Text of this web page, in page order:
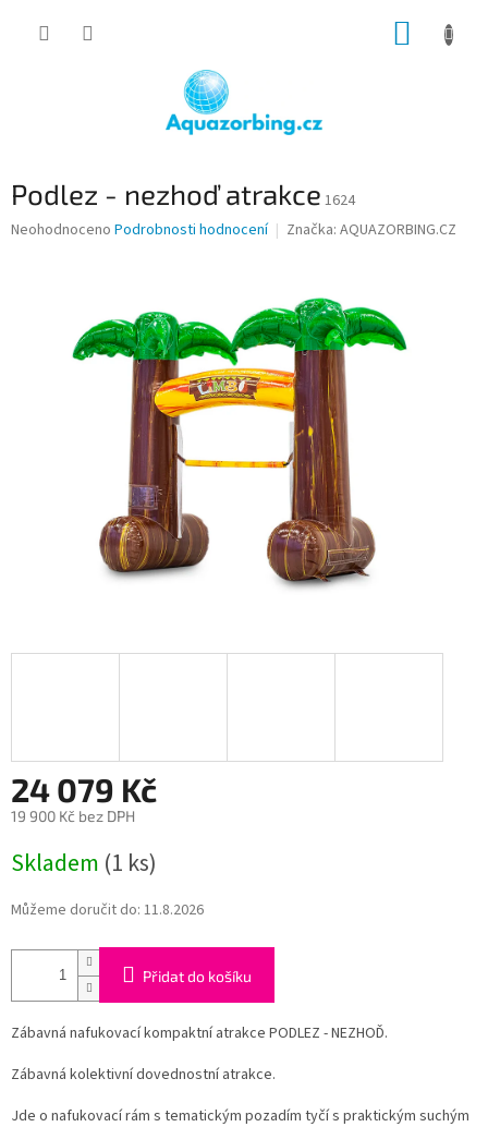
Podlez - nezhoď atrakce 1624
Průměrné
Neohodnoceno Podrobnosti hodnocení Značka: AQUAZORBING.CZ
24 079 Kč
19 900 Kč bez DPH
cena:
Skladem (1 ks)
Můžeme doručit do: 11.8.2026
Přidat do košíku
Zábavná nafukovací kompaktní atrakce PODLEZ - NEZHOĎ.
Zábavná kolektivní dovednostní atrakce.
Jde o nafukovací rám s tematickým pozadím tyčí s praktickým suchým